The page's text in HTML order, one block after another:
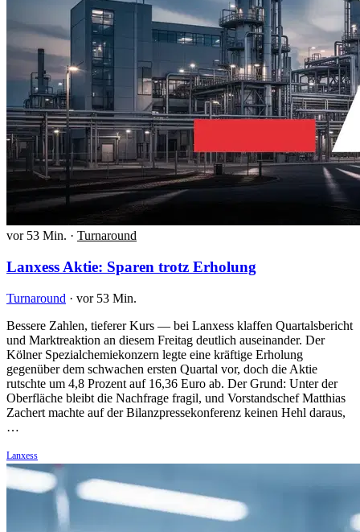
vor 53 Min. · Turnaround
Lanxess Aktie: Sparen trotz Erholung
Turnaround · vor 53 Min.
Bessere Zahlen, tieferer Kurs — bei Lanxess klaffen Quartalsbericht
und Marktreaktion an diesem Freitag deutlich auseinander. Der
Kölner Spezialchemiekonzern legte eine kräftige Erholung
gegenüber dem schwachen ersten Quartal vor, doch die Aktie
rutschte um 4,8 Prozent auf 16,36 Euro ab. Der Grund: Unter der
Oberfläche bleibt die Nachfrage fragil, und Vorstandschef Matthias
Zachert machte auf der Bilanzpressekonferenz keinen Hehl daraus,
…
Lanxess